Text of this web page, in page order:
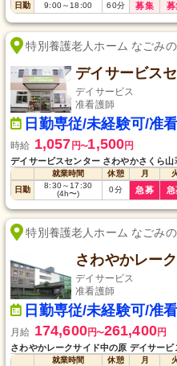
日勤 9:00～18:00 60分 募集 募
特別養護老人ホーム なごみ
デイサービス
准看護師
日勤専従/未経験可/准
時給 1,057 円〜1,500円
デイサービスセンター さわやかさくら
就業時間 休憩 月
日勤
8:30～17:30
(4h〜)
0分 急募 急
特別養護老人ホーム なごみ
デイサービス
准看護師
日勤専従/未経験可/准
月給 174,600円〜261,400円
さわやかレークサイド中の原 デイサー
就業時間 休憩 月